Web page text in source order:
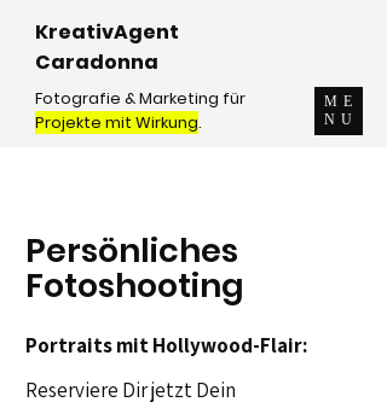
ME
NU
Fotografie & Marketing für
Projekte mit Wirkung.
KreativAgent
Caradonna
Persönliches
Fotoshooting
Portraits mit Hollywood-Flair:
Reserviere Dir jetzt Dein